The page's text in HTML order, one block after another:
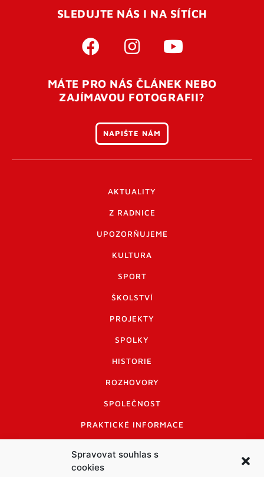
Spravovat souhlas s
cookies
SLEDUJTE NÁS I NA SÍTÍCH
MÁTE PRO NÁS ČLÁNEK NEBO
ZAJÍMAVOU FOTOGRAFII?
NAPIŠTE NÁM
AKTUALITY
Z RADNICE
UPOZORŇUJEME
KULTURA
SPORT
ŠKOLSTVÍ
PROJEKTY
SPOLKY
HISTORIE
ROZHOVORY
SPOLEČNOST
PRAKTICKÉ INFORMACE
INFORMACE A KODEX DISKUTUJÍCÍCH